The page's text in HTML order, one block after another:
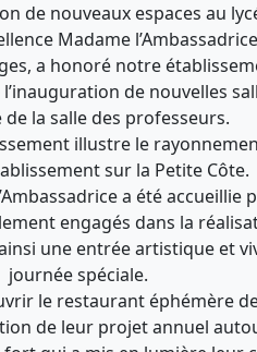
de nouveaux espaces au
Madame
a honoré notre
l’inauguration de nouvelles
de la salle des professeurs.
illustre le
sur la Petite Côte.
a été accueillie
engagés dans la
une entrée artistique et
journée spéciale.
le restaurant éphémère
de leur projet annuel